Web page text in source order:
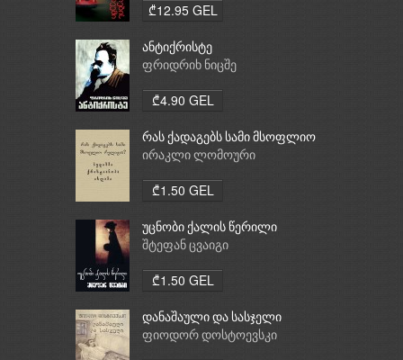
₾12.95 GEL
ანტიქრისტე
ფრიდრიხ ნიცშე
₾4.90 GEL
რას ქადაგებს სამი მსოფლიო
რელიგია: ბუდიზმი,
ირაკლი ლომოური
₾1.50 GEL
უცნობი ქალის წერილი
შტეფან ცვაიგი
₾1.50 GEL
დანაშაული და სასჯელი
ფიოდორ დოსტოევსკი